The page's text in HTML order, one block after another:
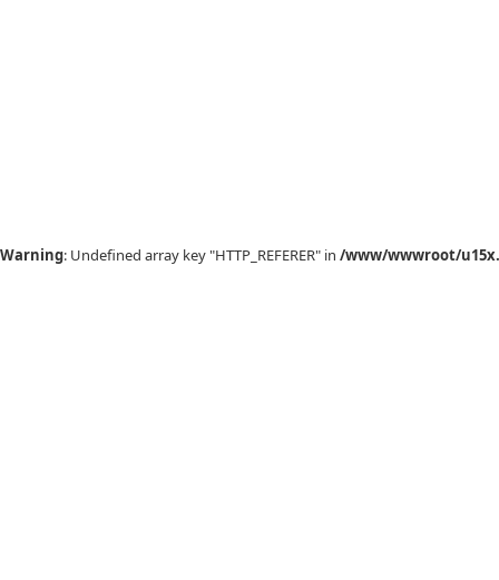
Warning: Undefined array key "HTTP_REFERER" in /www/wwwroot/